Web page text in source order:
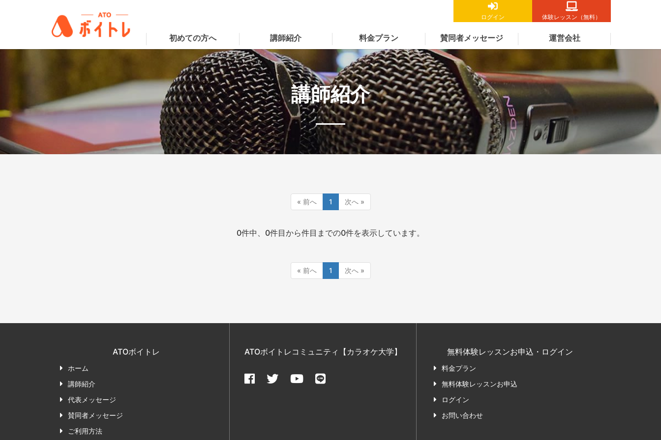
ATOボイトレ
ログイン 体験レッスン（無料）
初めての方へ 講師紹介 料金プラン 賛同者メッセージ 運営会社
講師紹介
« 前へ 1 次へ »
0件中、0件目から件目までの0件を表示しています。
« 前へ 1 次へ »
ATOボイトレ
ホーム
講師紹介
代表メッセージ
賛同者メッセージ
ご利用方法
ATOボイトレコミュニティ【カラオケ大学】 無料体験レッスンお申込・ログイン
料金プラン
無料体験レッスンお申込
ログイン
お問い合わせ